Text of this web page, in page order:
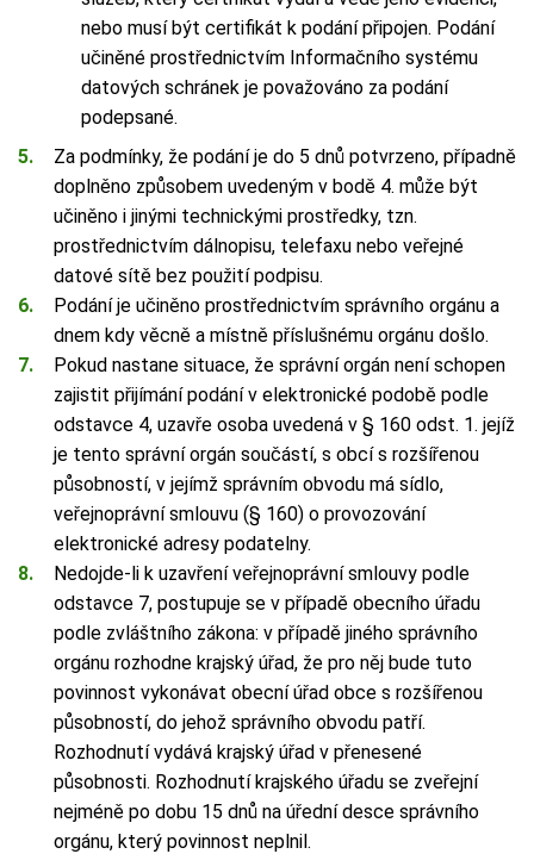
nebo musí být certifikát k podání připojen. Podání
učiněné prostřednictvím Informačního systému
datových schránek je považováno za podání
podepsané.
Za podmínky, že podání je do 5 dnů potvrzeno, případně
doplněno způsobem uvedeným v bodě 4. může být
učiněno i jinými technickými prostředky, tzn.
prostřednictvím dálnopisu, telefaxu nebo veřejné
datové sítě bez použití podpisu.
Podání je učiněno prostřednictvím správního orgánu a
dnem kdy věcně a místně příslušnému orgánu došlo.
Pokud nastane situace, že správní orgán není schopen
zajistit přijímání podání v elektronické podobě podle
odstavce 4, uzavře osoba uvedená v § 160 odst. 1. jejíž
je tento správní orgán součástí, s obcí s rozšířenou
působností, v jejímž správním obvodu má sídlo,
veřejnoprávní smlouvu (§ 160) o provozování
elektronické adresy podatelny.
Nedojde-li k uzavření veřejnoprávní smlouvy podle
odstavce 7, postupuje se v případě obecního úřadu
podle zvláštního zákona: v případě jiného správního
orgánu rozhodne krajský úřad, že pro něj bude tuto
povinnost vykonávat obecní úřad obce s rozšířenou
působností, do jehož správního obvodu patří.
Rozhodnutí vydává krajský úřad v přenesené
působnosti. Rozhodnutí krajského úřadu se zveřejní
nejméně po dobu 15 dnů na úřední desce správního
orgánu, který povinnost neplnil.